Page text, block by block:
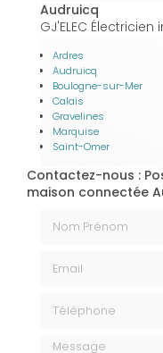
Audruicq
GJ'ELEC
Ardres
Audruicq
Boulogne-sur-Mer
Calais
Gravelines
Marquise
Saint-Omer
Contactez-nous :
maison connectée
Message